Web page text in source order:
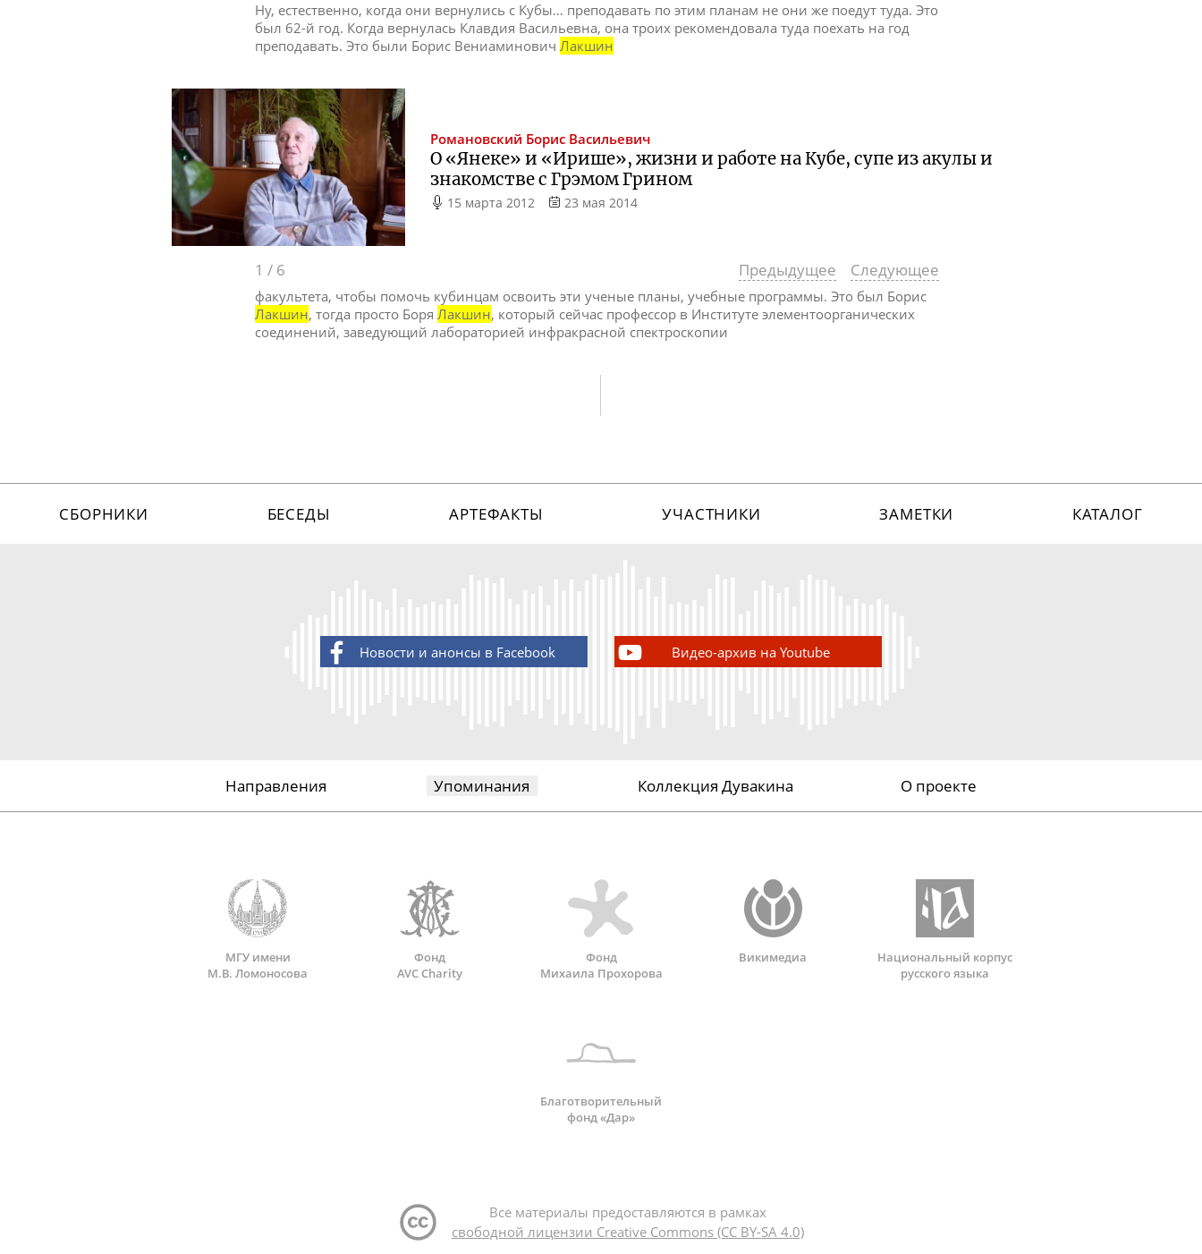
Ну, естественно, когда они вернулись с Кубы… преподавать по этим планам не они же поедут туда. Это
был 62-й год. Когда вернулась Клавдия Васильевна, она троих рекомендовала туда поехать на год
преподавать. Это были Борис ВениаминовичЛакшин
Романовский Борис Васильевич
О «Янеке» и «Ирише», жизни и работе на Кубе, супе из акулы и
знакомстве с Грэмом Грином
15 марта 2012 23 мая 2014
1 / 6 Предыдущее Следующее
факультета, чтобы помочь кубинцам освоить эти ученые планы, учебные программы. Это был Борис
Лакшин, тогда просто БоряЛакшин, который сейчас профессор в Институте элементоорганических
соединений, заведующий лабораторией инфракрасной спектроскопии
СБОРНИКИ БЕСЕДЫ АРТЕФАКТЫ УЧАСТНИКИ ЗАМЕТКИ КАТАЛОГ
Новости и анонсы в Facebook Видео-архив на Youtube
Направления Упоминания Коллекция Дувакина О проекте
МГУ имени
М.В. Ломоносова
Фонд
AVC Charity
Фонд
Михаила Прохорова
Викимедиа
Национальный корпус
русского языка
Благотворительный
фонд «Дар»
Все материалы предоставляются в рамках
свободной лицензии Creative Commons (CC BY-SA 4.0)